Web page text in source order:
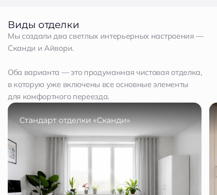
Виды отделки
Мы создали два светлых интерьерных настроения —
Сканди и Айвори.
Оба варианта — это продуманная чистовая отделка,
в которую уже включены все основные элементы
для комфортного переезда.
Стандарт отделки «Сканди»